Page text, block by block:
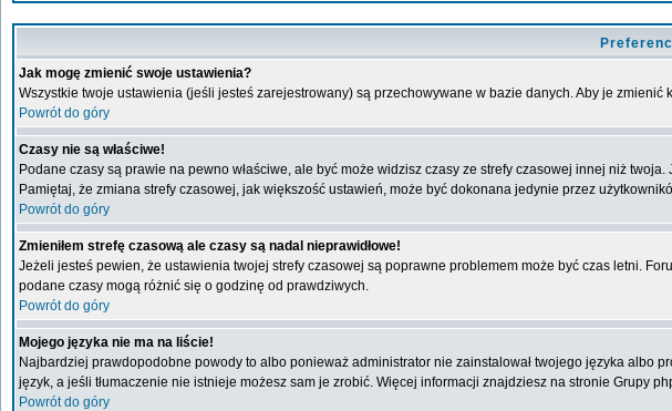
Jak mogę zmienić swoje ustawienia?
Wszystkie twoje ustawienia (jeśli jesteś zarejestrowany) są przechowywane w bazie danych. Aby je zmienić
Powrót do góry
Czasy nie są właściwe!
Podane czasy są prawie na pewno właściwe, ale być może widzisz czasy ze strefy czasowej innej niż
Pamiętaj, że zmiana strefy czasowej, jak większość ustawień, może być dokonana jedynie przez
Powrót do góry
Zmieniłem strefę czasową ale czasy są nadal nieprawidłowe!
Jeżeli jesteś pewien, że ustawienia twojej strefy czasowej są poprawne problemem może być czas letni.
podane czasy mogą różnić się o godzinę od prawdziwych.
Powrót do góry
Mojego języka nie ma na liście!
Najbardziej prawdopodobne powody to albo ponieważ administrator nie zainstalował twojego języka albo
język, a jeśli tłumaczenie nie istnieje możesz sam je zrobić. Więcej informacji znajdziesz na stronie Grupy
Powrót do góry